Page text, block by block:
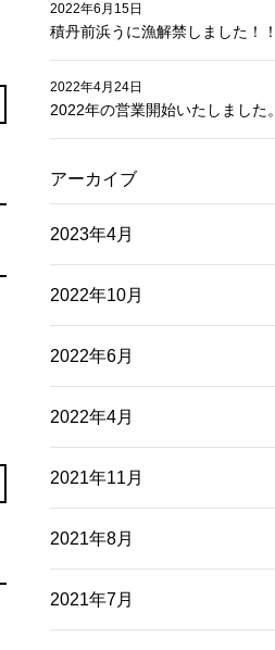
積丹前浜うに漁解禁しました！！
2022年6月15日
2022年の営業開始いたしました。
2022年4月24日
アーカイブ
2023年4月
2022年10月
2022年6月
2022年4月
2021年11月
2021年8月
2021年7月